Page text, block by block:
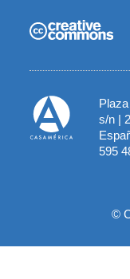
s/n |
595
©